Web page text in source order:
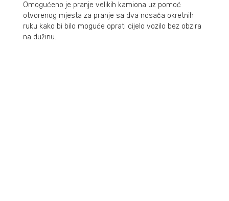
Omogućeno je pranje velikih kamiona uz pomoć
otvorenog mjesta za pranje sa dva nosača okretnih
ruku kako bi bilo moguće oprati cijelo vozilo bez obzira
na dužinu.